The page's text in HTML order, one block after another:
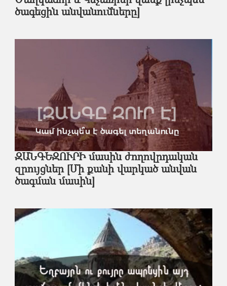
ծագեցին անվանումները]
ԶԱՆԳԵԶՈՒՐԻ մասին ժողովրդական
զրույցներ [Մի քանի վարկած անվան
ծագման մասին]